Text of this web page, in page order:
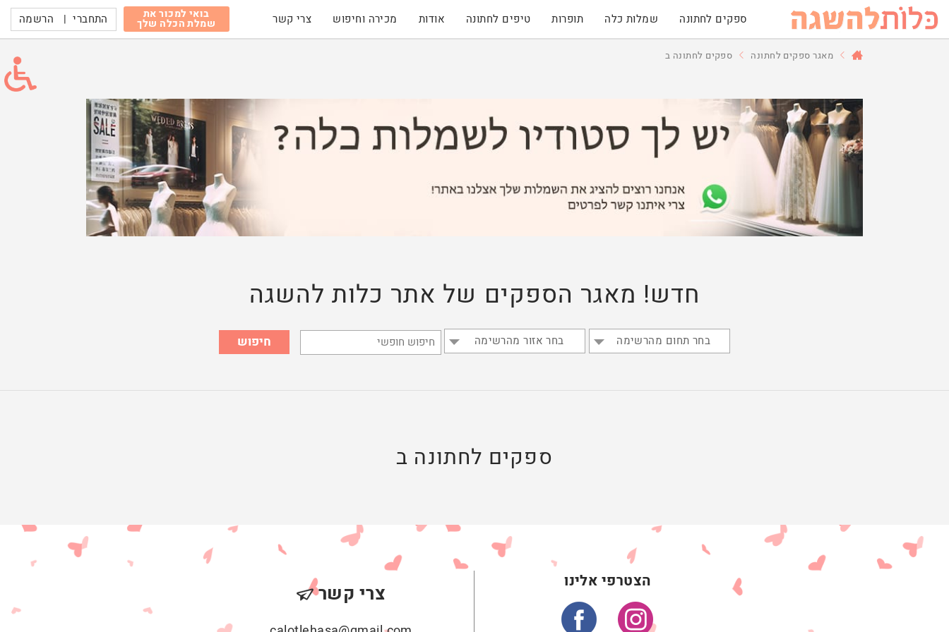
ספקים לחתונה שמלות כלה תופרות טיפים לחתונה אודות מכירה וחיפוש צרי קשר בואי למכור את
שמלת הכלה שלך התחברי | הרשמה
מאגר ספקים לחתונה ספקים לחתונה ב
חדש! מאגר הספקים של אתר כלות להשגה
בחר תחום מהרשימה בחר אזור מהרשימה חיפוש
ספקים לחתונה ב
הצטרפי אלינו
צרי קשר